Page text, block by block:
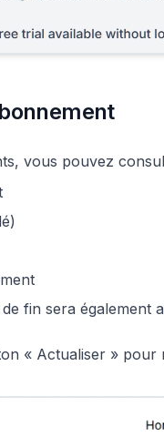
vous pouvez
fin sera également
« Actualiser »